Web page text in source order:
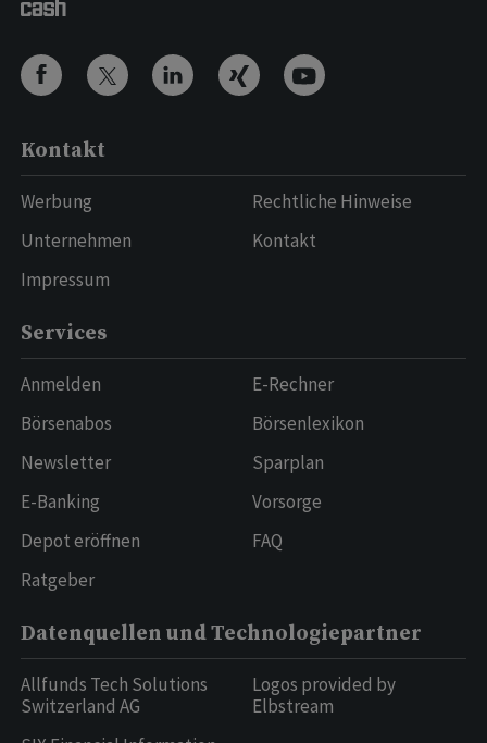
Kontakt
Werbung
Unternehmen
Impressum
Rechtliche Hinweise
Kontakt
Services
Anmelden
Börsenabos
Newsletter
E-Banking
Depot eröffnen
Ratgeber
E-Rechner
Börsenlexikon
Sparplan
Vorsorge
FAQ
Datenquellen und Technologiepartner
Allfunds Tech Solutions
Switzerland AG
Logos provided by
Elbstream